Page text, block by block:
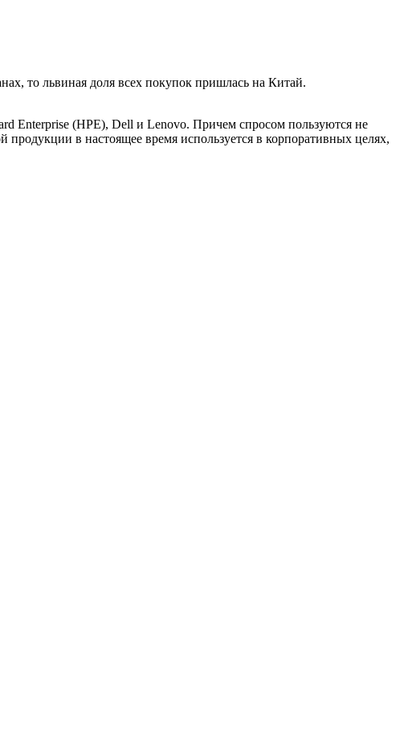
то львиная доля всех покупок пришлась на Китай.
Enterprise (HPE), Dell и Lenovo. Причем спросом пользуются не
продукции в настоящее время используется в корпоративных целях,